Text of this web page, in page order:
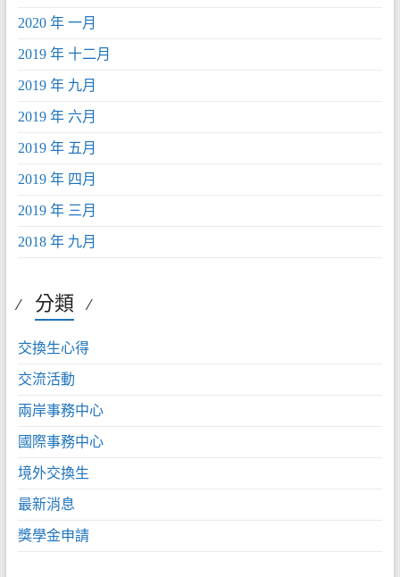
2020 年 一月
2019 年 十二月
2019 年 九月
2019 年 六月
2019 年 五月
2019 年 四月
2019 年 三月
2018 年 九月
分類
交換生心得
交流活動
兩岸事務中心
國際事務中心
境外交換生
最新消息
獎學金申請